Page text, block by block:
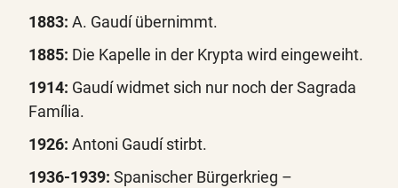
1883: A. Gaudí übernimmt.
1885: Die Kapelle in der Krypta wird eingeweiht.
1914: Gaudí widmet sich nur noch der Sagrada
Família.
1926: Antoni Gaudí stirbt.
1936-1939: Spanischer Bürgerkrieg –